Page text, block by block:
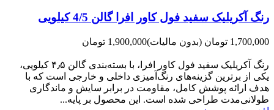
رنگ آکریلیک سفید فول کاور افرا گالن 4/5 کیلویی
1,700,000 تومان (بدون مالیات)1,900,000 تومان
رنگ آکریلیک سفید فول کاور افرا، با بسته‌بندی گالن ۴٫۵ کیلویی،
یکی از برترین گزینه‌های رنگ‌آمیزی داخلی و خارجی است که با
هدف ارائه پوشش کامل، مقاومت در برابر سایش و ماندگاری
طولانی‌مدت طراحی شده است. این محصول بر پایه...